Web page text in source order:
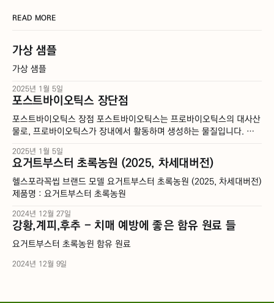
READ MORE
가상 샘플
가상 샘플
2025년 1월 5일
포스트바이오틱스 장단점
포스트바이오틱스 장점 포스트바이오틱스는 프로바이오틱스의 대사산
물로, 프로바이오틱스가 장내에서 활동하며 생성하는 물질입니다. 영
를 발휘할 수 있다고 주장합니다. 포스트바이오틱스는 위산이나 담즙
산에 영향을 받지 않아 장까지 살아서 도달할 수 있으며, 장 점막에 바
로 부착되어 장내 환경을 개선하는 데 도움을 줍니다. 또한, 포스트바이
오틱스는 면역력 증강, 항염증 작용 등 다양한 효능을
2025년 1월 5일
요거트부스터 초록농원 (2025, 차세대버전)
헬스포라꼭씹 브랜드 모델 요거트부스터 초록농원 (2025, 차세대버전)
제품명 : 요거트부스터 초록농원
2024년 12월 27일
강황,계피,후추 - 치매 예방에 좋은 함유 원료 들
요거트부스터 초록농윈 함유 원료
2024년 12월 9일